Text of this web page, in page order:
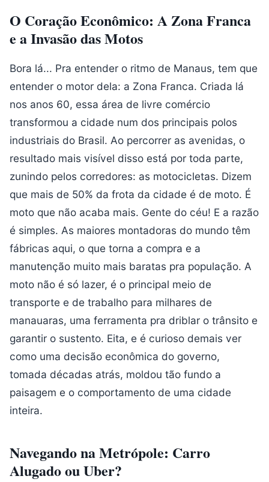
O Coração Econômico: A Zona Franca
e a Invasão das Motos
Bora lá... Pra entender o ritmo de Manaus, tem que
entender o motor dela: a Zona Franca. Criada lá
nos anos 60, essa área de livre comércio
transformou a cidade num dos principais polos
industriais do Brasil. Ao percorrer as avenidas, o
resultado mais visível disso está por toda parte,
zunindo pelos corredores: as motocicletas. Dizem
que mais de 50% da frota da cidade é de moto. É
moto que não acaba mais. Gente do céu! E a razão
é simples. As maiores montadoras do mundo têm
fábricas aqui, o que torna a compra e a
manutenção muito mais baratas pra população. A
moto não é só lazer, é o principal meio de
transporte e de trabalho para milhares de
manauaras, uma ferramenta pra driblar o trânsito e
garantir o sustento. Eita, e é curioso demais ver
como uma decisão econômica do governo,
tomada décadas atrás, moldou tão fundo a
paisagem e o comportamento de uma cidade
inteira.
Navegando na Metrópole: Carro
Alugado ou Uber?